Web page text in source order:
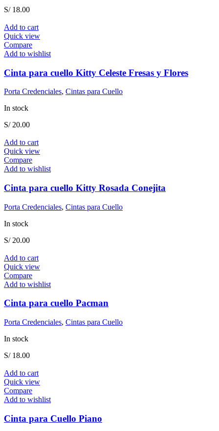
S/18.00
Add to cart
Quick view
Compare
Add to wishlist
Cinta para cuello Kitty Celeste Fresas y Flores
Porta Credenciales, Cintas para Cuello
In stock
S/20.00
Add to cart
Quick view
Compare
Add to wishlist
Cinta para cuello Kitty Rosada Conejita
Porta Credenciales, Cintas para Cuello
In stock
S/20.00
Add to cart
Quick view
Compare
Add to wishlist
Cinta para cuello Pacman
Porta Credenciales, Cintas para Cuello
In stock
S/18.00
Add to cart
Quick view
Compare
Add to wishlist
Cinta para Cuello Piano